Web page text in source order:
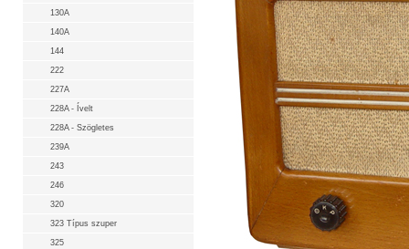
130A
140A
144
222
227A
228A - Ívelt
228A - Szögletes
239A
243
246
320
323 Típus szuper
325